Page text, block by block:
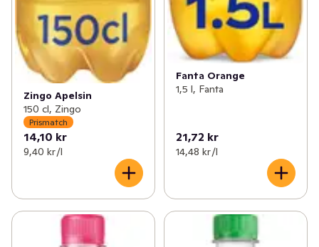
Zingo Apelsin
150 cl, Zingo
Prismatch
14,10 kr
9,40 kr /l
Fanta Orange
1,5 l, Fanta
21,72 kr
14,48 kr /l